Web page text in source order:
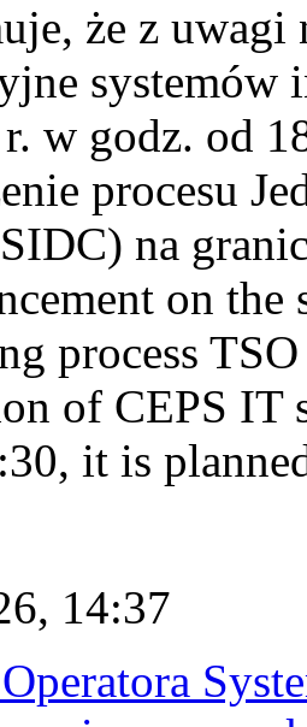
że z uwagi
w godz. od
procesu
na
on
process
of CEPS IT
it is
14:37